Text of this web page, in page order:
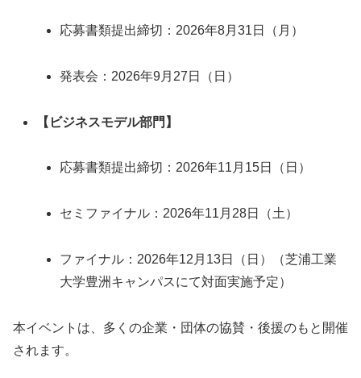
応募書類提出締切：2026年8月31日（月）
発表会：2026年9月27日（日）
【ビジネスモデル部門】
応募書類提出締切：2026年11月15日（日）
セミファイナル：2026年11月28日（土）
ファイナル：2026年12月13日（日）（芝浦工業
大学豊洲キャンパスにて対面実施予定）
本イベントは、多くの企業・団体の協賛・後援のもと開催
されます。